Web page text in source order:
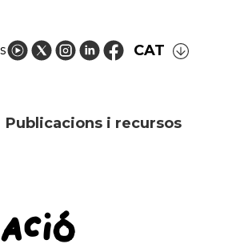
CAT
Publicacions i recursos